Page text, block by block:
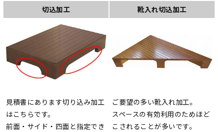
切込加工 靴入れ切込加工
見積書にあります切り込み加工
はこちらです。
前面・サイド・四面と指定でき
ご要望の多い靴入れ加工。
スペースの有効利用のためほど
こされることが多いです。